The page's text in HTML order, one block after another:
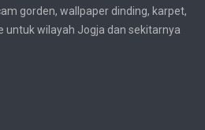
gorden, wallpaper dinding, karpet,
untuk wilayah Jogja dan sekitarnya